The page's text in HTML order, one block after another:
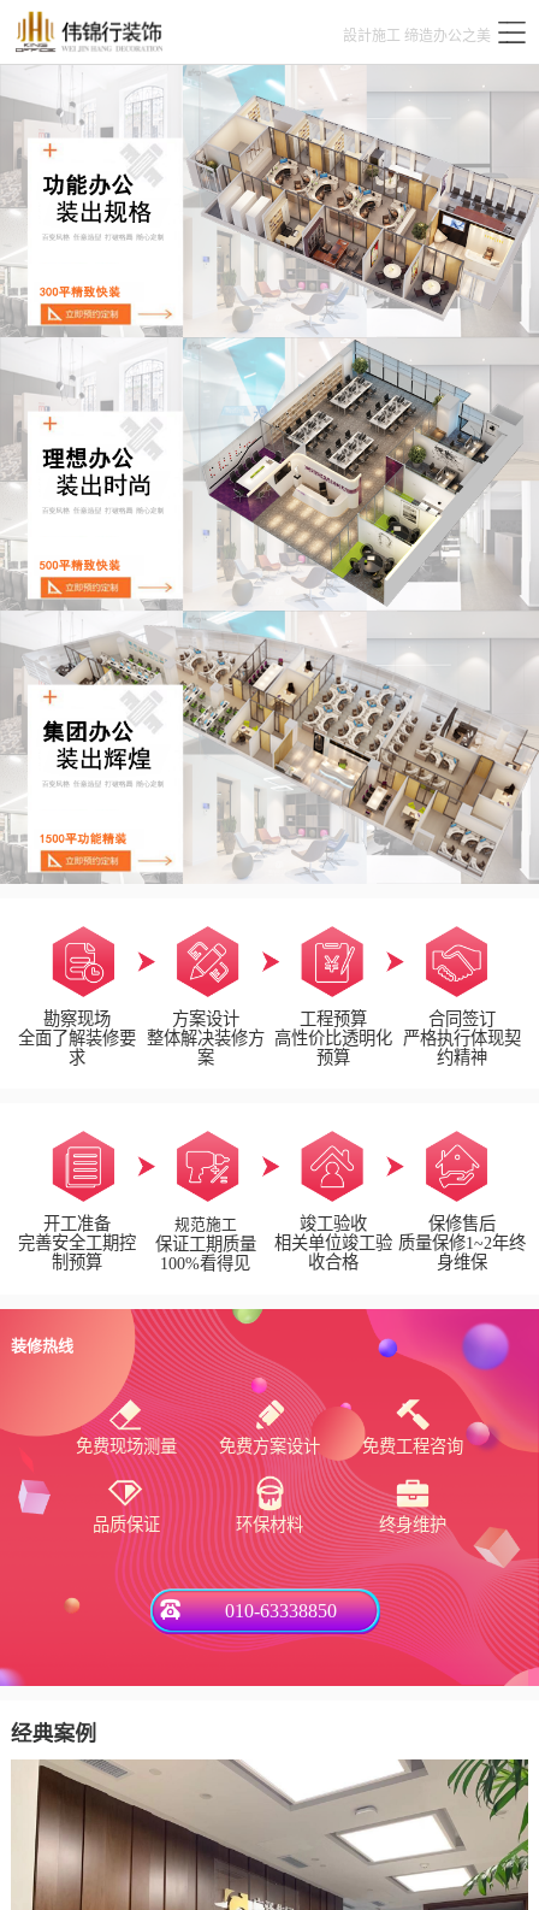
設計施工 缔造办公之美
勘察现场
全面了解装修要
求
方案设计
整体解决装修方
案
工程预算
高性价比透明化
预算
合同签订
严格执行体现契
约精神
开工准备
完善安全工期控
制预算
规范施工
保证工期质量
100%看得见
竣工验收
相关单位竣工验
收合格
保修售后
质量保修1~2年终
身维保
装修热线
免费现场测量 免费方案设计 免费工程咨询
品质保证 环保材料 终身维护
010-63338850